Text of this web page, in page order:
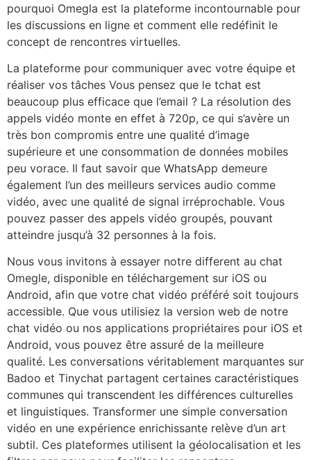
pourquoi Omegla est la plateforme incontournable pour
les discussions en ligne et comment elle redéfinit le
concept de rencontres virtuelles.
La plateforme pour communiquer avec votre équipe et
réaliser vos tâches Vous pensez que le tchat est
beaucoup plus efficace que l’email ? La résolution des
appels vidéo monte en effet à 720p, ce qui s’avère un
très bon compromis entre une qualité d’image
supérieure et une consommation de données mobiles
peu vorace. Il faut savoir que WhatsApp demeure
également l’un des meilleurs services audio comme
vidéo, avec une qualité de signal irréprochable. Vous
pouvez passer des appels vidéo groupés, pouvant
atteindre jusqu’à 32 personnes à la fois.
Nous vous invitons à essayer notre different au chat
Omegle, disponible en téléchargement sur iOS ou
Android, afin que votre chat vidéo préféré soit toujours
accessible. Que vous utilisiez la version web de notre
chat vidéo ou nos applications propriétaires pour iOS et
Android, vous pouvez être assuré de la meilleure
qualité. Les conversations véritablement marquantes sur
Badoo et Tinychat partagent certaines caractéristiques
communes qui transcendent les différences culturelles
et linguistiques. Transformer une simple conversation
vidéo en une expérience enrichissante relève d’un art
subtil. Ces plateformes utilisent la géolocalisation et les